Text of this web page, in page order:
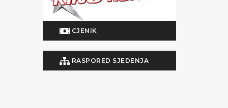
CJENIK
RASPORED SJEDENJA